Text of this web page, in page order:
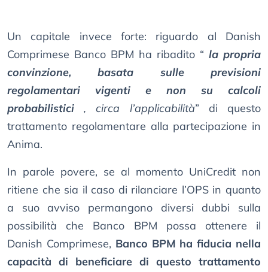
Un capitale invece forte: riguardo al Danish
Comprimese Banco BPM ha ribadito “ la propria
convinzione, basata sulle previsioni
regolamentari vigenti e non su calcoli
probabilistici , circa l’applicabilità” di questo
trattamento regolamentare alla partecipazione in
Anima.
In parole povere, se al momento UniCredit non
ritiene che sia il caso di rilanciare l’OPS in quanto
a suo avviso permangono diversi dubbi sulla
possibilità che Banco BPM possa ottenere il
Danish Comprimese, Banco BPM ha fiducia nella
capacità di beneficiare di questo trattamento